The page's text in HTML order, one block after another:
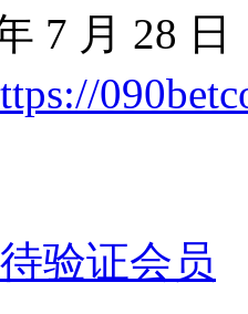
7 月 28 日
验证会员